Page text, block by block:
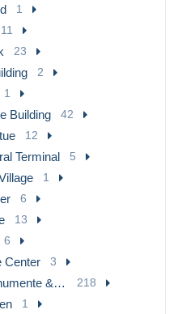
1
11
23
2
1
Building 42
12
Terminal 5
1
6
13
6
Center 3
Andere Monumente & Gebäude 218
1